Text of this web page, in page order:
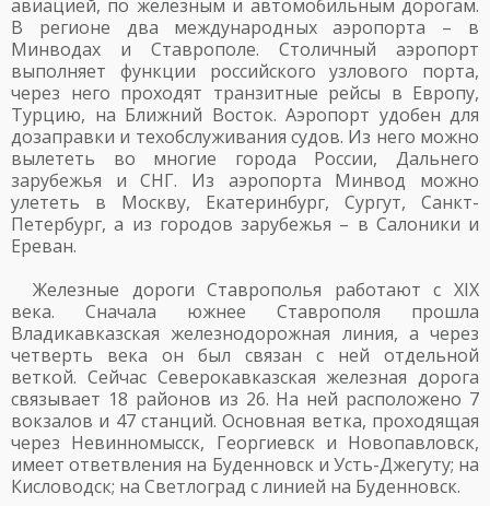
авиацией, по железным и автомобильным дорогам.
В регионе два международных аэропорта – в
Минводах и Ставрополе. Столичный аэропорт
выполняет функции российского узлового порта,
через него проходят транзитные рейсы в Европу,
Турцию, на Ближний Восток. Аэропорт удобен для
дозаправки и техобслуживания судов. Из него можно
вылететь во многие города России, Дальнего
зарубежья и СНГ. Из аэропорта Минвод можно
улететь в Москву, Екатеринбург, Сургут, Санкт-
Петербург, а из городов зарубежья – в Салоники и
Ереван.
Железные дороги Ставрополья работают с XIX
века. Сначала южнее Ставрополя прошла
Владикавказская железнодорожная линия, а через
четверть века он был связан с ней отдельной
веткой. Сейчас Северокавказская железная дорога
связывает 18 районов из 26. На ней расположено 7
вокзалов и 47 станций. Основная ветка, проходящая
через Невинномысск, Георгиевск и Новопавловск,
имеет ответвления на Буденновск и Усть-Джегуту; на
Кисловодск; на Светлоград с линией на Буденновск.